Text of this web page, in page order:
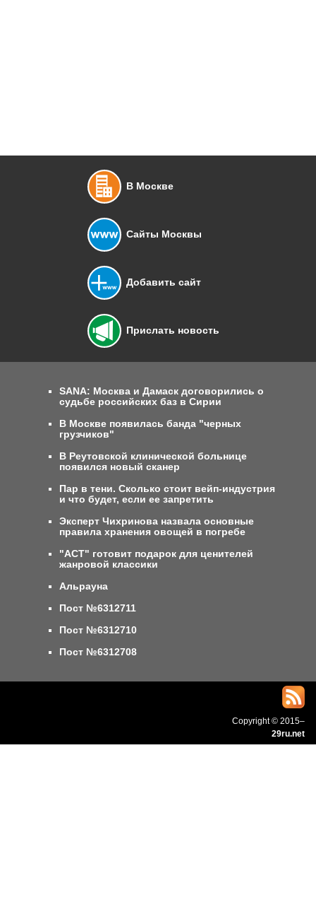
В Москве
Сайты Москвы
Добавить сайт
Прислать новость
SANA: Москва и Дамаск договорились о
судьбе российских баз в Сирии
В Москве появилась банда "черных
грузчиков"
В Реутовской клинической больнице
появился новый сканер
Пар в тени. Сколько стоит вейп-индустрия
и что будет, если ее запретить
Эксперт Чихринова назвала основные
правила хранения овощей в погребе
"АСТ" готовит подарок для ценителей
жанровой классики
Альрауна
Пост №6312711
Пост №6312710
Пост №6312708
Copyright © 2015–
29ru.net